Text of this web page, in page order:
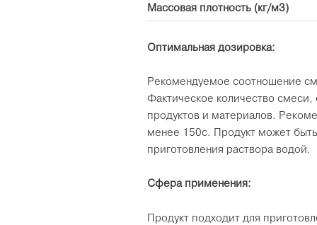
Массовая плотность (кг/м3)
Оптимальная дозировка:
Рекомендуемое соотношение
Фактическое количество
продуктов и материалов.
менее 150с. Продукт может
приготовления раствора водой.
Сфера применения:
Продукт подходит для